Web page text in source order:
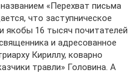
«Перехват письма
что заступническое
якобы 16 тысяч почитателей
и адресованное
Кириллу, коварно
травли» Головина. А